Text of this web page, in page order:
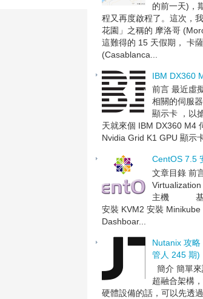
的前一天)，
程又再度啟程了。這次，
花園」之稱的 摩洛哥
這難得的 15 天假期， 卡
(Casablanca...
IBM DX360
前言 最近虛
相關的伺服
顯示卡 ，以
天就來個 IBM DX360 M4
Nvidia Grid K1 GPU 顯示
CentOS 7.5
文章目錄 前
主機 基礎
安裝 KVM2 安裝
Dashboar...
Nutanix 攻
管人 245 期)
簡介 簡單
超融合架構
硬體設備的話，可以先透